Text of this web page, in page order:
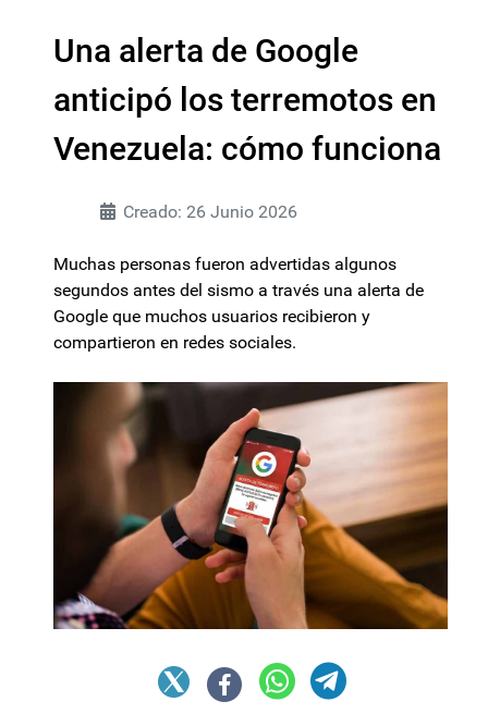
Una alerta de Google
anticipó los terremotos en
Venezuela: cómo funciona
Creado: 26 Junio 2026
Muchas personas fueron advertidas algunos
segundos antes del sismo a través una alerta de
Google que muchos usuarios recibieron y
compartieron en redes sociales.